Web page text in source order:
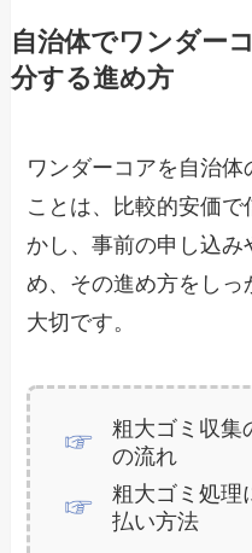
自治体でワンダー
分する進め方
ワンダーコアを自治
ことは、比較的安価
かし、事前の申し込
め、その進め方をし
大切です。
粗大ゴミ収集
の流れ
粗大ゴミ処理
払い方法